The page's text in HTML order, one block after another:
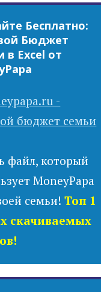
Бесплатно:
Бюджет
в Excel от
файл, который
MoneyPapa
семьи!Топ 1
скачиваемых